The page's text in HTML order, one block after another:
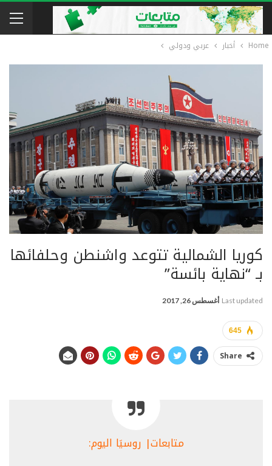
Home أخبار عربي ودولي
كوريا الشمالية تتوعد واشنطن وحلفائها
بـ “نهاية بائسة”
Last updated أغسطس 26, 2017
645
Share
متابعات| روسيَا اليوم: